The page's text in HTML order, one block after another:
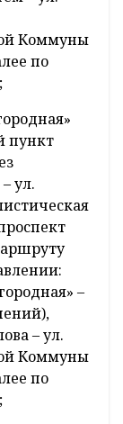
Коммуны
по
пункт
ул.
–
– ул.
Коммуны
по